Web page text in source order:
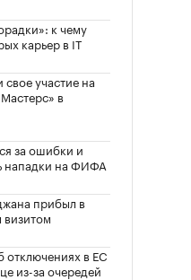
к чему
карьер в IT
участие на
в
за ошибки и
нападки на ФИФА
прибыл в
в ЕС
из-за очередей